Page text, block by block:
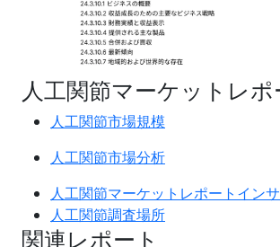
人工関節マーケットレポ
人工関節市場規模
人工関節市場分析
人工関節マーケットレポートイン
人工関節調査場所
関連レポート